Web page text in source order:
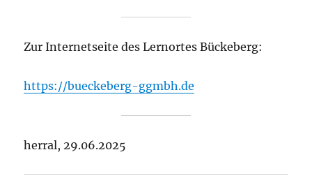
Zur Internetseite des Lernortes Bückeberg:
https://bueckeberg-ggmbh.de
herral, 29.06.2025